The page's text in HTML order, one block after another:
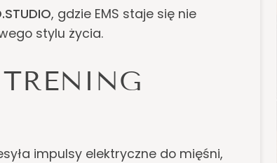
, gdzie EMS staje się nie
stylu życia.
impulsy elektryczne do mięśni,